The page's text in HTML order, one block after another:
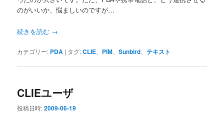
のがいいか、悩ましいのですが…
続きを読む →
カテゴリー: PDA | タグ:CLIE PIM 、Sunbird 、テキスト
CLIEユーザ
投稿日時:2009-06-19